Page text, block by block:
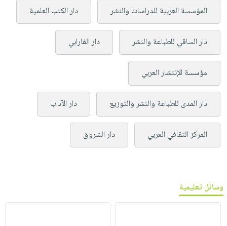
المؤسسة العربية للدراسات والنشر دار الكتب العلمية
دار الساقي للطباعة والنشر دار الفارابي
مؤسسة الإنتشار العربي
دار المدى للطباعة والنشر والتوزيع دار الآداب
المركز الثقافي العربي دار الشروق
وسائل تعليمية